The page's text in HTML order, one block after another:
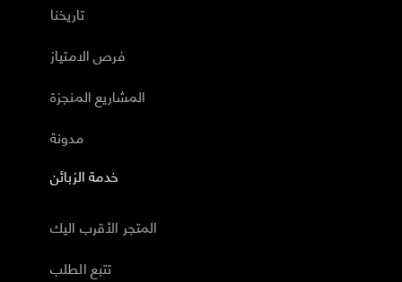
تاريخنا
فرص الامتياز
المشاريع المنجزة
مدونة
خدمة الزبائن
المتجر الأقرب اليك
تتبع الطلب